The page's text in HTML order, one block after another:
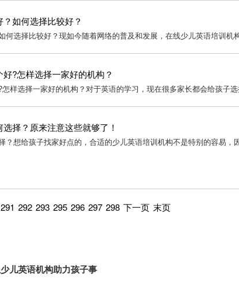
如何选择比较好？
何选择比较好？现如今随着网络的普及和发展，在线少儿英语培训
?怎样选择一家好的机构？
样选择一家好的机构？对于英语的学习，现在很多家长都会给孩子
择？原来注意这些就够了！
？想给孩子找家好点的，合适的少儿英语培训机构不是特别的容易
291 292 293 295 296 297 298 下一页 末页
儿英语机构助力孩子事